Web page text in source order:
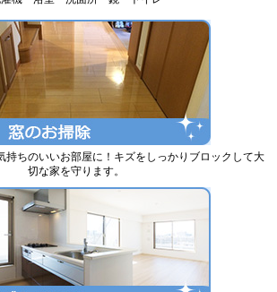
持ちのいいお部屋に！キズをしっかりブロックして大
切な家を守ります。